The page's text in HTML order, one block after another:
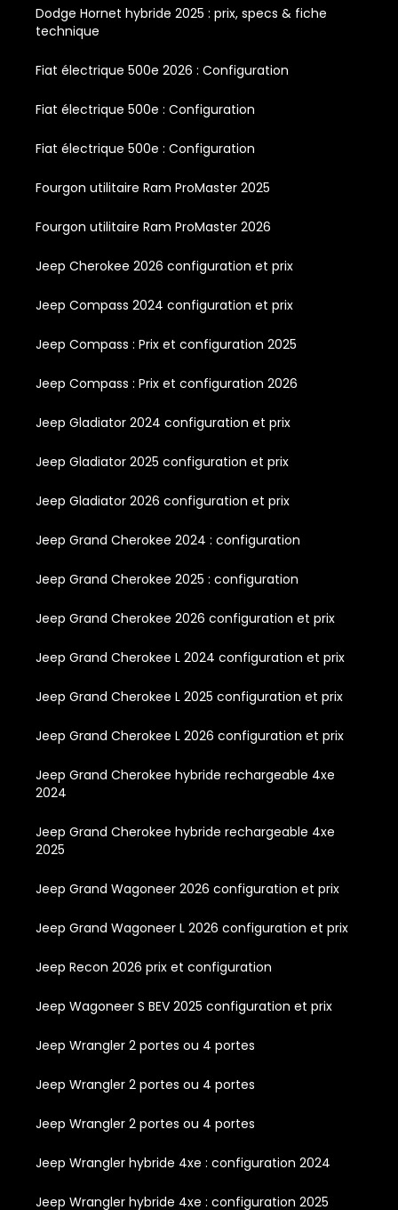
Dodge Hornet hybride 2025 : prix, specs & fiche
technique
Fiat électrique 500e 2026 : Configuration
Fiat électrique 500e : Configuration
Fiat électrique 500e : Configuration
Fourgon utilitaire Ram ProMaster 2025
Fourgon utilitaire Ram ProMaster 2026
Jeep Cherokee 2026 configuration et prix
Jeep Compass 2024 configuration et prix
Jeep Compass : Prix et configuration 2025
Jeep Compass : Prix et configuration 2026
Jeep Gladiator 2024 configuration et prix
Jeep Gladiator 2025 configuration et prix
Jeep Gladiator 2026 configuration et prix
Jeep Grand Cherokee 2024 : configuration
Jeep Grand Cherokee 2025 : configuration
Jeep Grand Cherokee 2026 configuration et prix
Jeep Grand Cherokee L 2024 configuration et prix
Jeep Grand Cherokee L 2025 configuration et prix
Jeep Grand Cherokee L 2026 configuration et prix
Jeep Grand Cherokee hybride rechargeable 4xe
2024
Jeep Grand Cherokee hybride rechargeable 4xe
2025
Jeep Grand Wagoneer 2026 configuration et prix
Jeep Grand Wagoneer L 2026 configuration et prix
Jeep Recon 2026 prix et configuration
Jeep Wagoneer S BEV 2025 configuration et prix
Jeep Wrangler 2 portes ou 4 portes
Jeep Wrangler 2 portes ou 4 portes
Jeep Wrangler 2 portes ou 4 portes
Jeep Wrangler hybride 4xe : configuration 2024
Jeep Wrangler hybride 4xe : configuration 2025